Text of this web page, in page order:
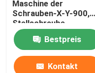
Maschine der
Schrauben-X-Y-900,
Stellschraube-
Förderer-Maschine
Bestpreis
Kontakt